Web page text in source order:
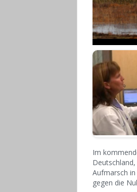
Im
Aufmarsch
gegen die